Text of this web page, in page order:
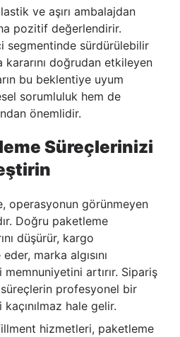
ve aşırı ambalajdan
pozitif değerlendirir.
segmentinde sürdürülebilir
kararını doğrudan etkileyen
bu beklentiye uyum
sorumluluk hem de
önemlidir.
Süreçlerinizi
operasyonun görünmeyen
Doğru paketleme
düşürür, kargo
marka algısını
artırır. Sipariş
profesyonel bir
hale gelir.
hizmetleri, paketleme